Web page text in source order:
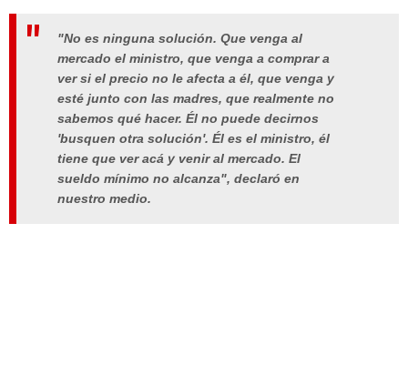
"No es ninguna solución. Que venga al
mercado el ministro, que venga a comprar a
ver si el precio no le afecta a él, que venga y
esté junto con las madres, que realmente no
sabemos qué hacer. Él no puede decirnos
'busquen otra solución'. Él es el ministro, él
tiene que ver acá y venir al mercado. El
sueldo mínimo no alcanza", declaró en
nuestro medio.